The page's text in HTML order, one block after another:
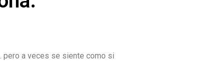
pero a veces se siente como si